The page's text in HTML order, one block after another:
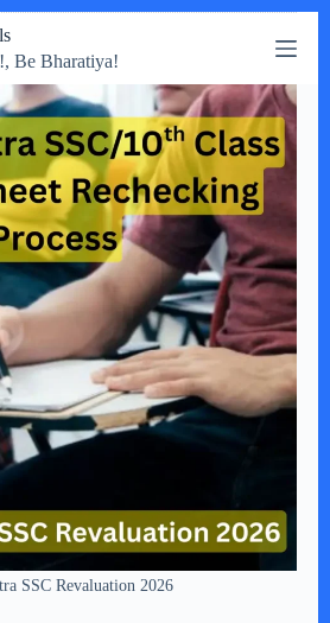
Be Bharatiya!
SSC Revaluation 2026